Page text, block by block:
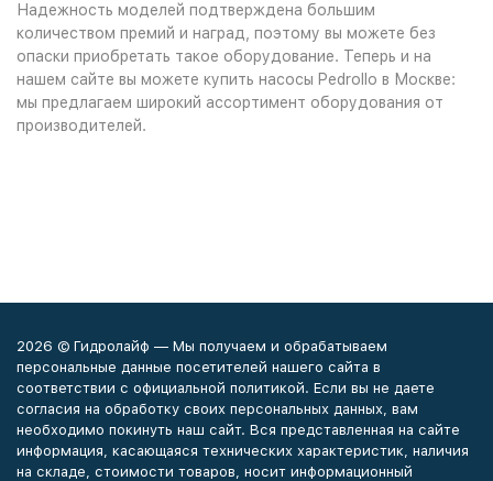
Надежность моделей подтверждена большим
количеством премий и наград, поэтому вы можете без
опаски приобретать такое оборудование. Теперь и на
нашем сайте вы можете купить насосы Pedrollo в Москве:
мы предлагаем широкий ассортимент оборудования от
производителей.
2026 © Гидролайф — Мы получаем и обрабатываем
персональные данные посетителей нашего сайта в
соответствии с официальной политикой. Если вы не даете
согласия на обработку своих персональных данных, вам
необходимо покинуть наш сайт. Вся представленная на сайте
информация, касающаяся технических характеристик, наличия
на складе, стоимости товаров, носит информационный